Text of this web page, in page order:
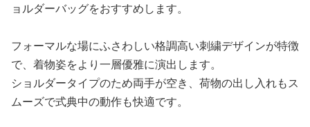
ョルダーバッグをおすすめします。
フォーマルな場にふさわしい格調高い刺繍デザインが特徴
で、着物姿をより一層優雅に演出します。
ショルダータイプのため両手が空き、荷物の出し入れもス
ムーズで式典中の動作も快適です。